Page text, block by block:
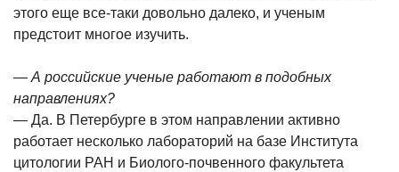
этого еще все-таки довольно далеко, и ученым
предстоит многое изучить.
— А российские ученые работают в подобных
направлениях?
— Да. В Петербурге в этом направлении активно
работает несколько лабораторий на базе Института
цитологии РАН и Биолого-почвенного факультета